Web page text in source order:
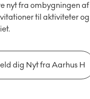
nyt fra ombygningen
til aktiviteter
dig Nyt fra Aarhus H